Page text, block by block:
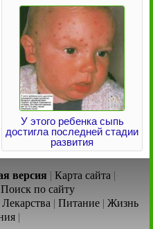
У этого ребенка сыпь
достигла последней стадии
развития
версия | Карта сайта |
Поиск по сайту
Лекарства | Питание | Жизнь
|